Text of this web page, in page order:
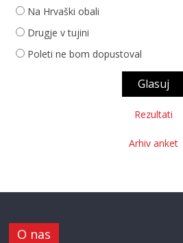
Na Hrvaški obali
Drugje v tujini
Poleti ne bom dopustoval
Rezultati
Arhiv anket
O nas